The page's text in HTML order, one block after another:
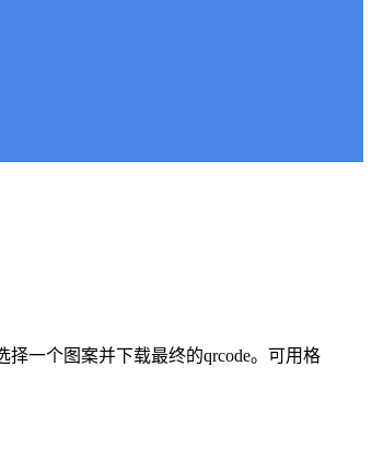
一个图案并下载最终的qrcode。可用格